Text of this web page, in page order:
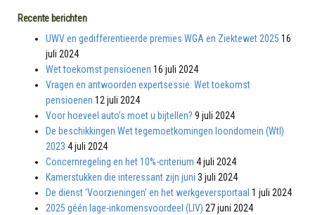
Recente berichten
UWV en gedifferentieerde premies WGA en Ziektewet 2025 16
juli 2024
Wet toekomst pensioenen 16 juli 2024
Vragen en antwoorden expertsessie: Wet toekomst
pensioenen 12 juli 2024
Voor hoeveel auto’s moet u bijtellen? 9 juli 2024
De beschikkingen Wet tegemoetkomingen loondomein (Wtl)
2023 4 juli 2024
Concernregeling en het 10%-criterium 4 juli 2024
Kamerstukken die interessant zijn juni 3 juli 2024
De dienst ‘Voorzieningen’ en het werkgeversportaal 1 juli 2024
2025 géén lage-inkomensvoordeel (LIV) 27 juni 2024